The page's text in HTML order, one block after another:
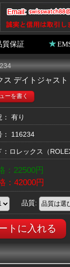
質保証
ス デイトジャス
ーを書く
： 有り
116234
ロレックス （
： 22500円
： 42000円
品質: